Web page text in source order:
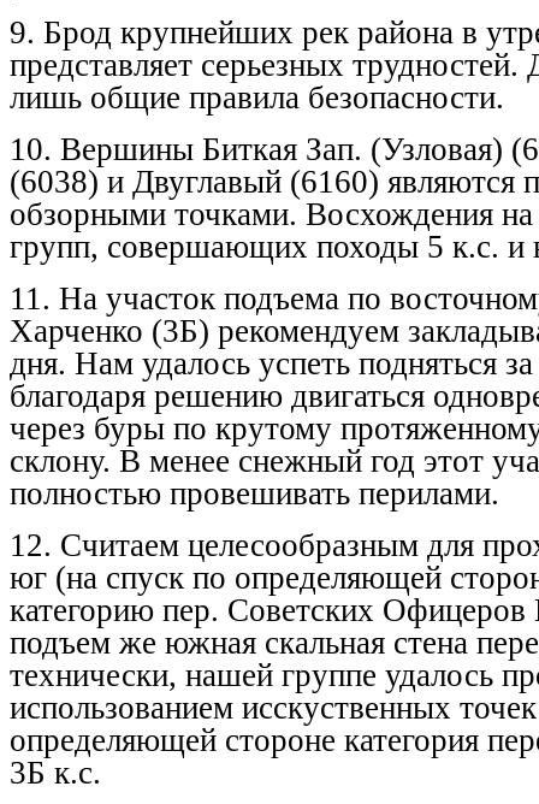
9. Брод крупнейших рек района в
представляет серьезных трудностей.
лишь общие правила безопасности.
10. Вершины Биткая Зап. (Узловая)
(6038) и Двуглавый (6160) являются
обзорными точками. Восхождения
групп, совершающих походы 5 к.с.
11. На участок подъема по
Харченко (3Б) рекомендуем
дня. Нам удалось успеть подняться
благодаря решению двигаться
через буры по крутому
склону. В менее снежный год этот
полностью провешивать перилами.
12. Считаем целесообразным для
юг (на спуск по определяющей
категорию пер. Советских
подъем же южная скальная стена
технически, нашей группе удалось
использованием исскуственных
определяющей стороне категория
3Б к.с.